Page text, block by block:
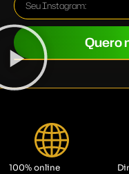
Quero
100% online